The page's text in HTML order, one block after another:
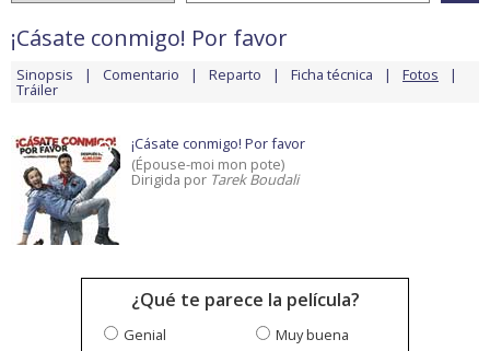
¡Cásate conmigo! Por favor
Sinopsis Comentario Reparto Ficha técnica Fotos
Tráiler
¡Cásate conmigo! Por favor
(Épouse-moi mon pote)
Dirigida por Tarek Boudali
¿Qué te parece la película?
Genial
Muy buena